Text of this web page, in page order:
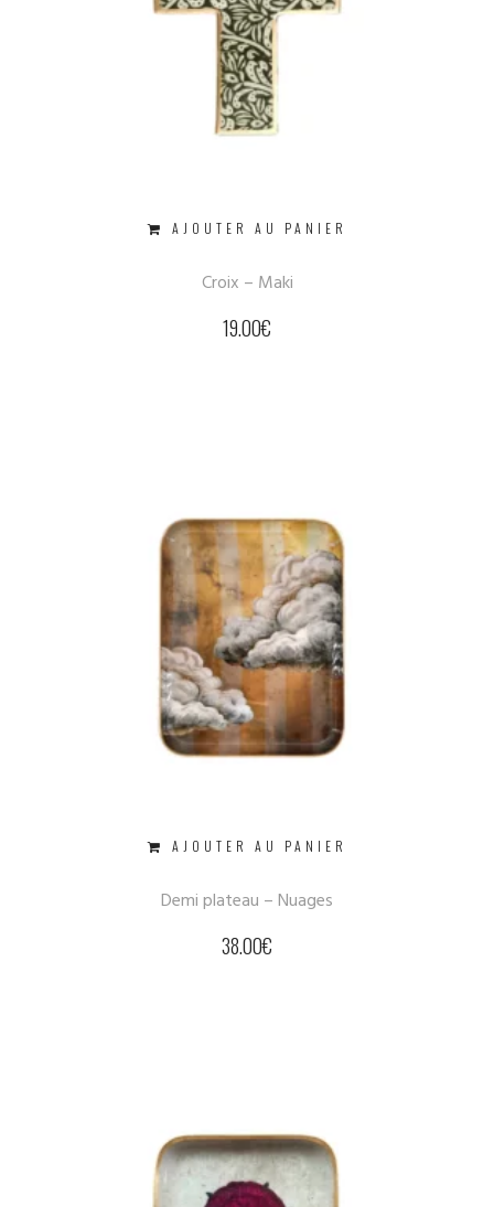
AJOUTER AU PANIER
Croix – Maki
19.00€
AJOUTER AU PANIER
Demi plateau – Nuages
38.00€